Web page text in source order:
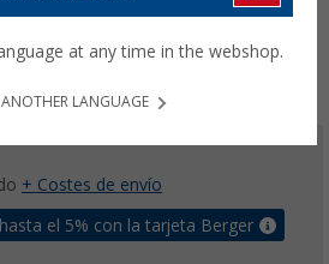
+ Costes de envío
el 5% con la tarjeta Berger
at any time in the webshop.
ANOTHER LANGUAGE